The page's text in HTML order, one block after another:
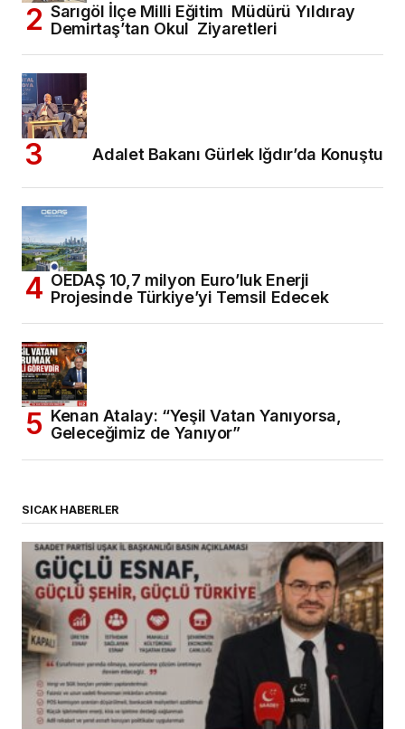
Sarıgöl İlçe Milli Eğitim Müdürü Yıldıray
Demirtaş’tan Okul Ziyaretleri
Adalet Bakanı Gürlek Iğdır’da Konuştu
OEDAŞ 10,7 milyon Euro’luk Enerji
Projesinde Türkiye’yi Temsil Edecek
Kenan Atalay: “Yeşil Vatan Yanıyorsa,
Geleceğimiz de Yanıyor”
SICAK HABERLER